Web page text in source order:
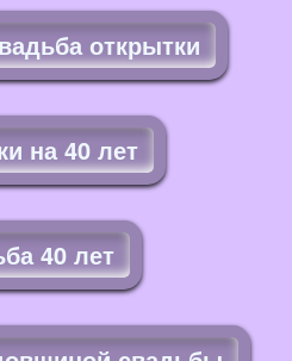
открытки
на 40 лет
40 лет